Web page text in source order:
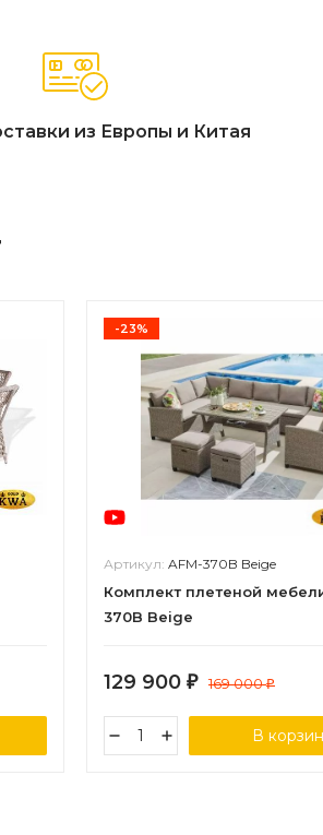
и натурального веревочного
глубина посадки
из Европы и Китая
-23%
Артикул: AFM-370B Beige
Комплект плетеной
370B Beige
129 900 ₽ 169 000₽
В